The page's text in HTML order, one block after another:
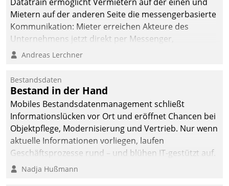
Mietern auf der anderen Seite die messengerbasierte
Kommunikation: Mieter erreichen Akteure des
Unternehmens jetzt direkt per Messenger,
Mitarbeiter oder Dienstleister empfangen oder
Andreas Lerchner
Bestandsdaten
Bestand in der Hand
Mobiles Bestandsdatenmanagement schließt
Informationslücken vor Ort und eröffnet Chancen bei
Objektpflege, Modernisierung und Vertrieb. Nur wenn
aktuelle Informationen vorliegen, laufen
Geschäftsprozesse rund – und blühen IT-gestützt auf.
Nadja Hußmann